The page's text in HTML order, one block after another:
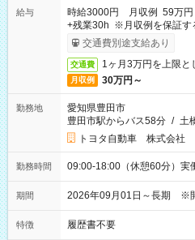
給与
時給3000円 月収例 59万円
+残業30h ※月収例を保証す
交通費別途支給あり
交通費 1ヶ月3万円を上限と
月収例 30万円～
勤務地
愛知県豊田市
豊田市駅からバス58分 / 土
トヨタ自動車 株式会社
勤務時間 09:00-18:00（休憩60分）実
期間 2026年09月01日～長期 ※
特徴 履歴書不要